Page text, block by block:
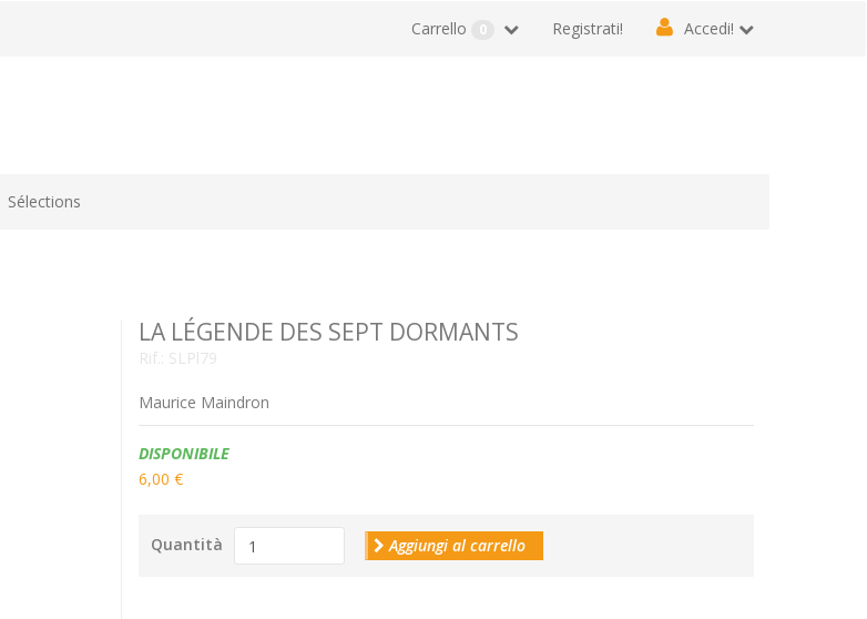
Registrati! Accedi!
Carrello 0
Sélections
LA LÉGENDE DES SEPT DORMANTS
Rif.: SLPl79
Maurice Maindron
Disponibilità:
DISPONIBILE
6,00 €
Quantità Aggiungi al carrello